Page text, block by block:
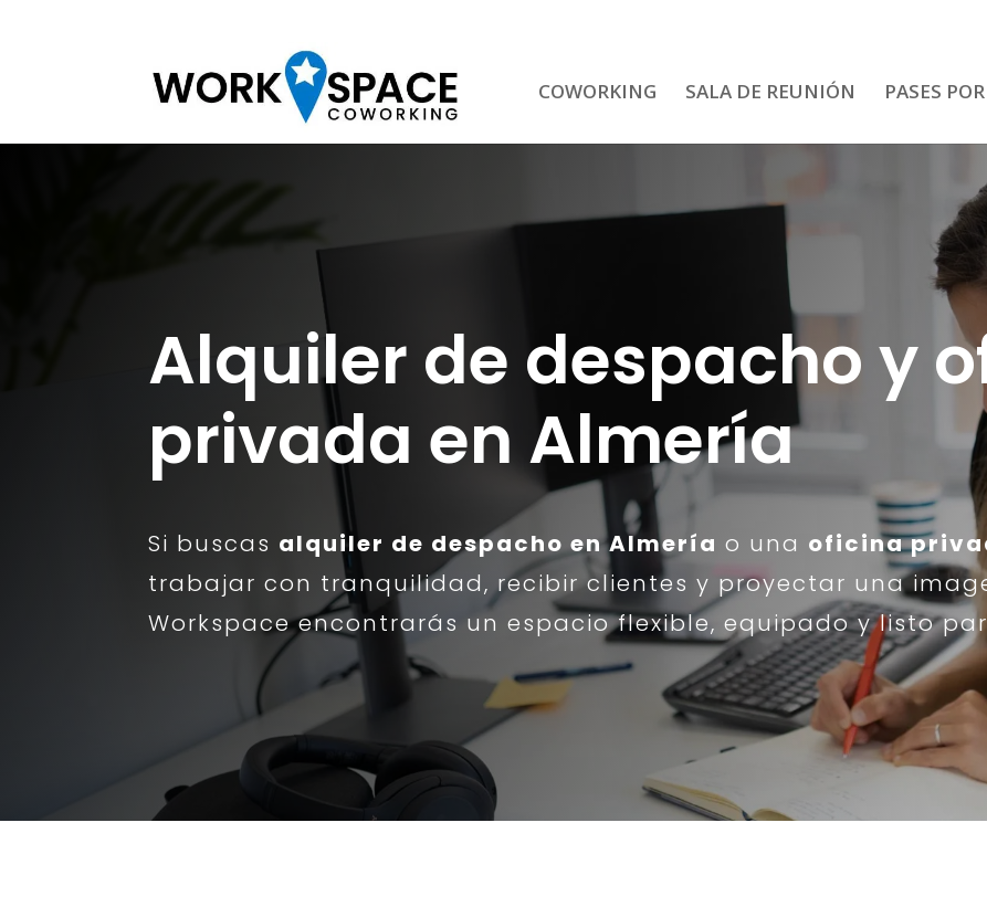
COWORKING SALA DE REUNIÓN PASES
Alquiler de despacho y
privada en Almería
Si buscas alquiler de despacho en Almería o una oficina
trabajar con tranquilidad, recibir clientes y proyectar una
Workspace encontrarás un espacio flexible, equipado y listo